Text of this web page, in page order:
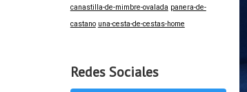
canastilla-de-mimbre-ovalada panera-de-
castano una-cesta-de-cestas-home
Redes Sociales